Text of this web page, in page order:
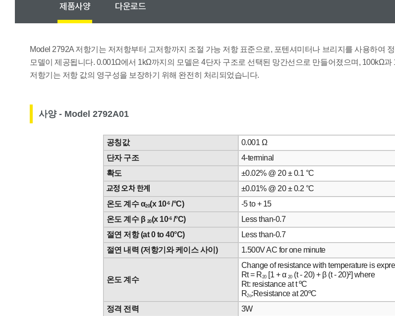
제품사양 다운로드
Model 2792A 저항기는 저저항부터 고저항까지 조절 가능 저항 표준으로, 포텐셔미터나 브리지를 사용하여
모델이 제공됩니다. 0.001Ω에서 1kΩ까지의 모델은 4단자 구조로 선택된 망간선으로 만들어졌으며, 100kΩ
저항기는 저항 값의 영구성을 보장하기 위해 완전히 처리되었습니다.
사양 - Model 2792A01
공칭값
0.001 Ω
단자 구조
4-terminal
확도
±0.02% @ 20 ± 0.1 °C
교정 오차 한계
±0.01% @ 20 ± 0.2 °C
온도 계수 α20(x 10-6/°C)
-5 to + 15
온도 계수 β 20(x 10-6/°C)
Less than-0.7
절연 저항 (at 0 to 40°C)
Less than-0.7
절연 내력 (저항기와 케이스 사이)
1.500V AC for one minute
온도 계수
Change of resistance with temperature is
Rt = R20[1 + α 20(t - 20) + β (t - 20)²] where
Rt: resistance at t ºC
R2o:Resistance at 20ºC
정격 전력
3W